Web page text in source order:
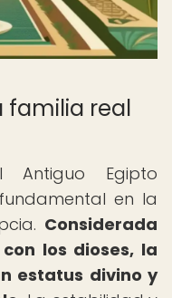
familia real
Egipto
en la
Considerada
los dioses, la
estatus divino y